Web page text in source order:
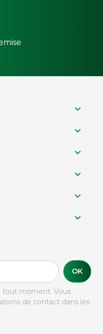
OK
tout moment. Vous
de contact dans les